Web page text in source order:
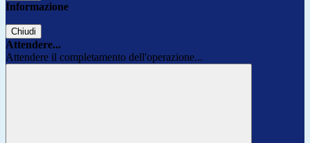
Informazione
Chiudi
Attendere...
Attendere il completamento dell'operazione...